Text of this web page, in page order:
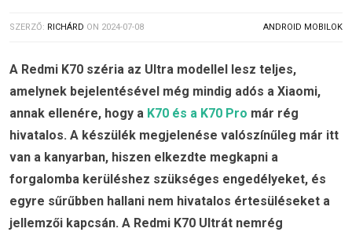
SZERZŐ: RICHÁRD ON 2024-07-08 ANDROID MOBILOK
A Redmi K70 széria az Ultra modellel lesz teljes,
amelynek bejelentésével még mindig adós a Xiaomi,
annak ellenére, hogy a K70 és a K70 Pro már rég
hivatalos. A készülék megjelenése valószínűleg már itt
van a kanyarban, hiszen elkezdte megkapni a
forgalomba kerüléshez szükséges engedélyeket, és
egyre sűrűbben hallani nem hivatalos értesüléseket a
jellemzői kapcsán. A Redmi K70 Ultrát nemrég